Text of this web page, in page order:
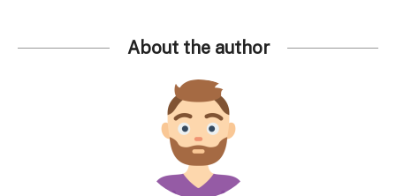
About the author